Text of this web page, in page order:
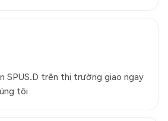
SPUS.D trên thị trường giao ngay
tôi